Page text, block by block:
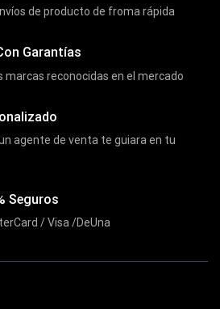
de producto de froma rápida
Garantías
marcas reconocidas en el mercado
agente de venta te guiara en tu
Seguros
/ Visa /DeUna